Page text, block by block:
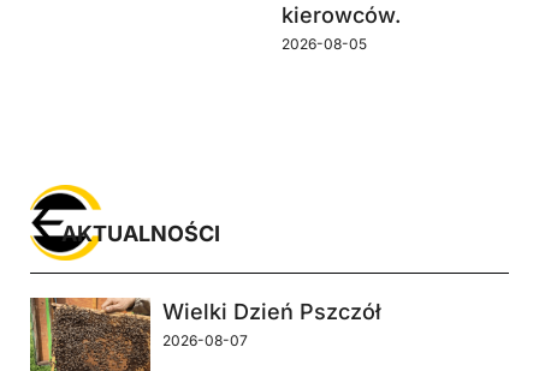
kierowców.
2026-08-05
Wielki Dzień Pszczół
2026-08-07
AKTUALNOŚCI